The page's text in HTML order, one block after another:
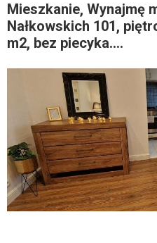
Mieszkanie, Wynajmę
Nałkowskich 101,
m2, bez piecyka....